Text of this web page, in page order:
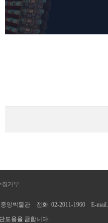
집거부
중앙박물관 전화. 02-2011-1960 E-mail.
도용을 금합니다.